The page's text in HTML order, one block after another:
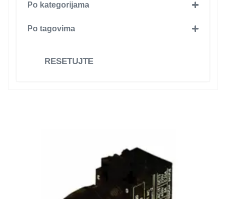
Po kategorijama
INDUSTRIJU
Po tagovima
Plastim (10)
RESETUJTE